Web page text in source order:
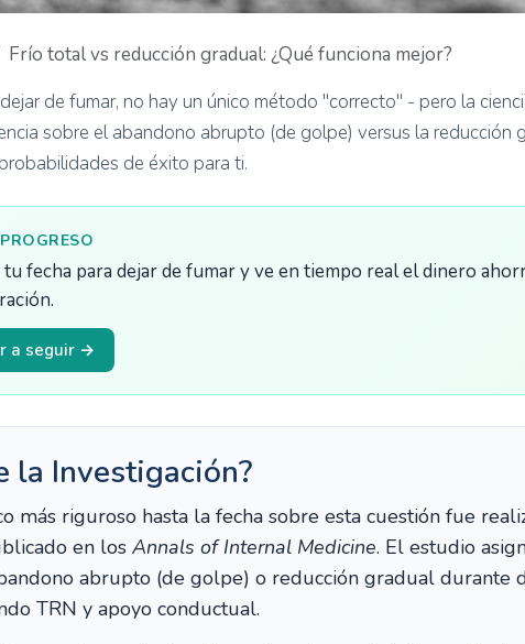
Frío total vs reducción gradual: ¿Qué funciona mejor?
de fumar, no hay un único método "correcto" - pero la
sobre el abandono abrupto (de golpe) versus la reducción
de éxito para ti.
fecha para dejar de fumar y ve en tiempo real el dinero
a seguir →
la Investigación?
más riguroso hasta la fecha sobre esta cuestión fue
en los Annals of Internal Medicine. El estudio
abrupto (de golpe) o reducción gradual durante
TRN y apoyo conductual.